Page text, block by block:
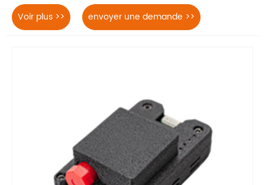
Voir plus >> envoyer une demande >>